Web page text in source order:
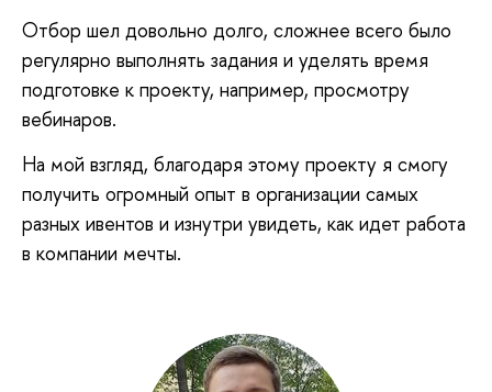
Отбор шел довольно долго, сложнее всего было
регулярно выполнять задания и уделять время
подготовке к проекту, например, просмотру
вебинаров.
На мой взгляд, благодаря этому проекту я смогу
получить огромный опыт в организации самых
разных ивентов и изнутри увидеть, как идет работа
в компании мечты.